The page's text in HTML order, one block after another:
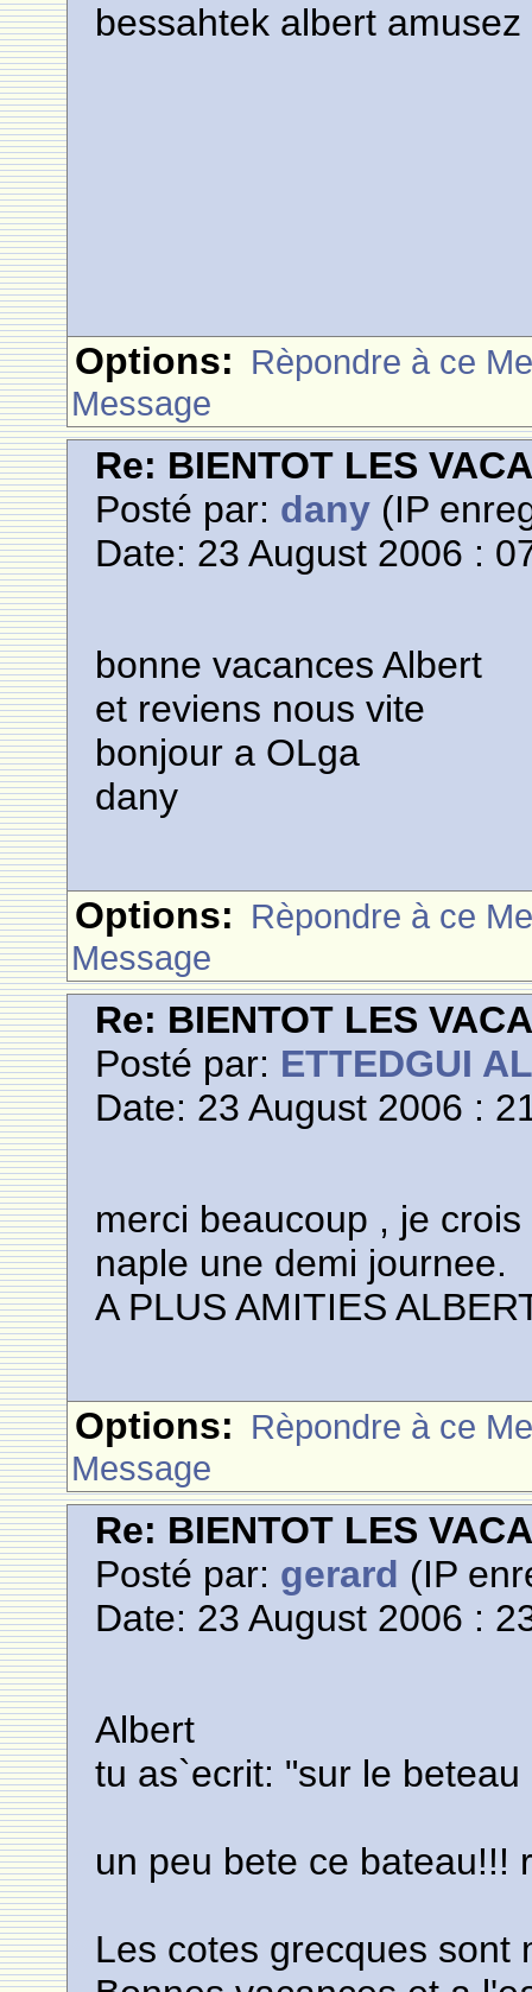
bessahtek albert
Options: Rèpondre à ce
Message
Re: BIENTOT LES
Posté par: dany (IP
Date: 23 August 2006 :
bonne vacances Albert
et reviens nous vite
bonjour a OLga
dany
Options: Rèpondre à ce
Message
Re: BIENTOT LES
Posté par: ETTEDGUI
Date: 23 August 2006 :
merci beaucoup , je
naple une demi journee.
A PLUS AMITIES
Options: Rèpondre à ce
Message
Re: BIENTOT LES
Posté par: gerard (IP
Date: 23 August 2006 :
Albert
tu as`ecrit: "sur le
un peu bete ce bateau!!!
Les cotes grecques sont